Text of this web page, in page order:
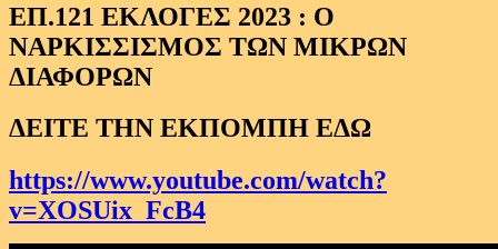
ΕΠ.121 ΕΚΛΟΓΕΣ 2023 : Ο
ΝΑΡΚΙΣΣΙΣΜΟΣ ΤΩΝ ΜΙΚΡΩΝ
ΔΙΑΦΟΡΩΝ
ΔΕΙΤΕ ΤΗΝ ΕΚΠΟΜΠΗ ΕΔΩ
https://www.youtube.com/watch?
v=XOSUix_FcB4